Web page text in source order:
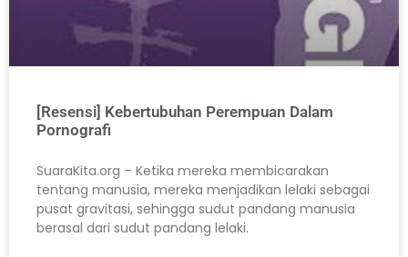
[Resensi] Kebertubuhan Perempuan Dalam
Pornografi
SuaraKita.org – Ketika mereka membicarakan
tentang manusia, mereka menjadikan lelaki sebagai
pusat gravitasi, sehingga sudut pandang manusia
berasal dari sudut pandang lelaki.